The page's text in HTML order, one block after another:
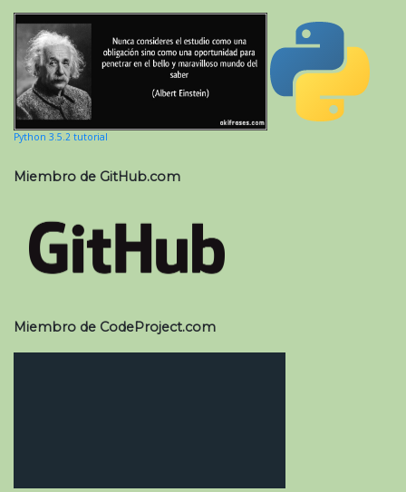
Python 3.5.2 tutorial
Miembro de GitHub.com
Miembro de CodeProject.com